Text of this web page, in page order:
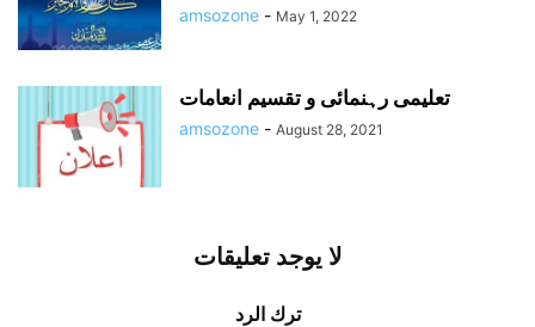
amsozone - May 1, 2022
تعلیمی رہنمائی و تقسیم انعامات
amsozone - August 28, 2021
لا يوجد تعليقات
ترك الرد